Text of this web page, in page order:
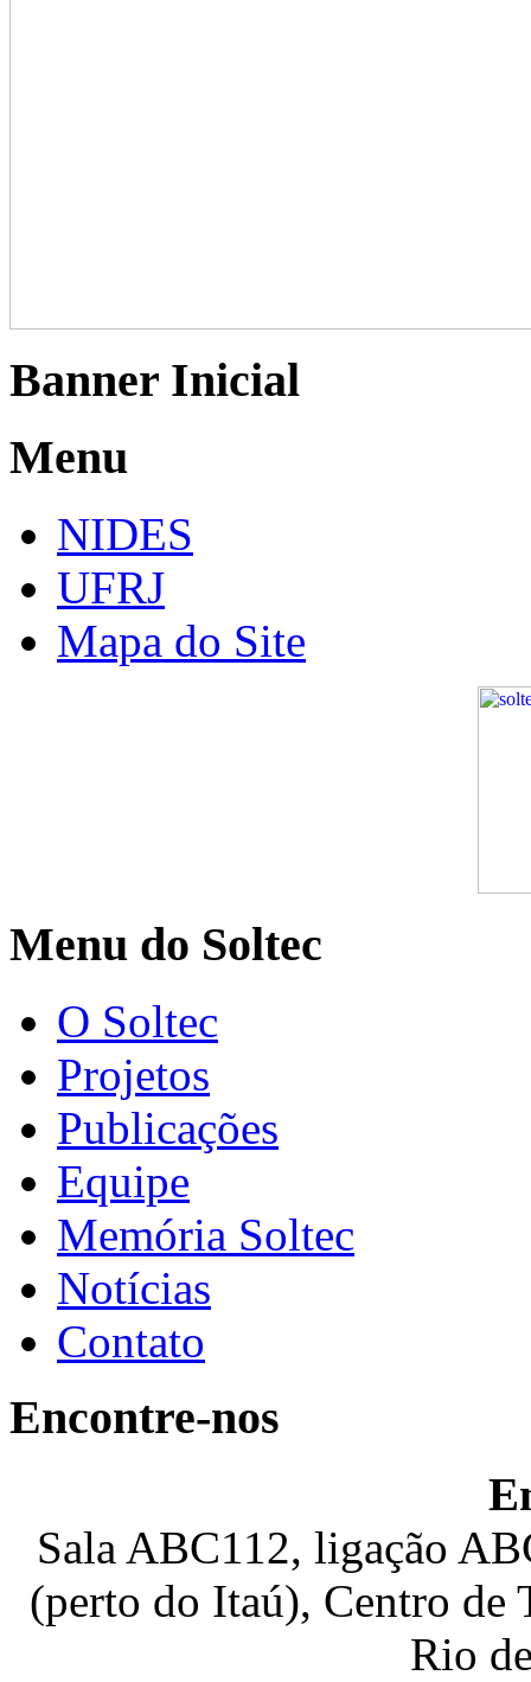
Banner Inicial
Menu
NIDES
UFRJ
Mapa do Site
Menu do Soltec
O Soltec
Projetos
Publicações
Equipe
Memória Soltec
Notícias
Contato
Encontre-nos
Sala ABC112, ligação
(perto do Itaú), Centro de
Rio